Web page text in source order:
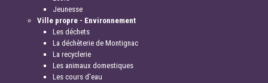
Jeunesse
Ville propre - Environnement
Les déchets
La déchèterie de Montignac
La recyclerie
Les animaux domestiques
Les cours d'eau